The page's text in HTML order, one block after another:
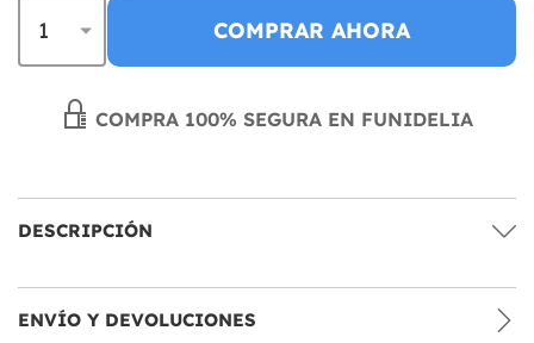
COMPRAR AHORA
COMPRA 100% SEGURA EN FUNIDELIA
DESCRIPCIÓN
ENVÍO Y DEVOLUCIONES